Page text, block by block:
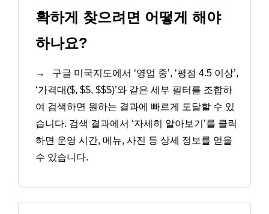
확하게 찾으려면 어떻게 해야
하나요?
→
구글 미국지도에서 ‘영업 중’, ‘평점 4.5 이상’,
‘가격대($, $$, $$$)’와 같은 세부 필터를 조합하
여 검색하면 원하는 결과에 빠르게 도달할 수 있
습니다. 검색 결과에서 ‘자세히 알아보기’를 클릭
하면 운영 시간, 메뉴, 사진 등 상세 정보를 얻을
수 있습니다.